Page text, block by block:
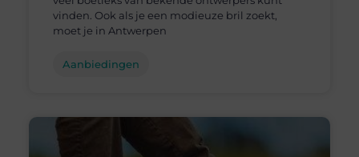
vinden. Ook als je een modieuze bril zoekt,
moet je in Antwerpen
Aanbiedingen